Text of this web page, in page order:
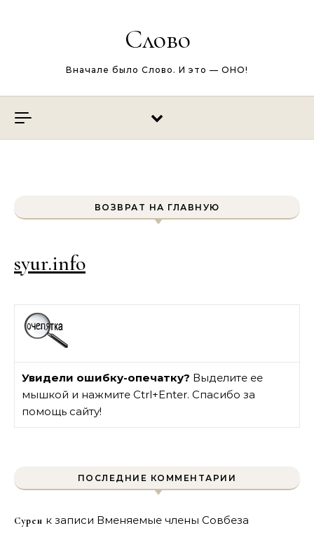
Слово
Вначале было Слово. И это — ОНО!
ВОЗВРАТ НА ГЛАВНУЮ
syur.info
Увидели ошибку-опечатку? Выделите ее
мышкой и нажмите Ctrl+Enter. Спасибо за
помощь сайту!
ПОСЛЕДНИЕ КОММЕНТАРИИ
Сурен к записи Вменяемые члены Совбеза